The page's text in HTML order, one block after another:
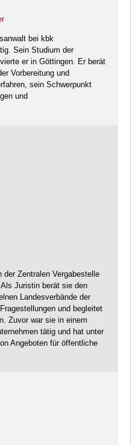
bei kbk
Sein Studium der
er in Göttingen. Er berät
Vorbereitung und
sein Schwerpunkt
und
Zentralen Vergabestelle
Juristin berät sie den
Landesverbände der
und begleitet
Zuvor war sie in einem
tätig und hat unter
Angeboten für öffentliche